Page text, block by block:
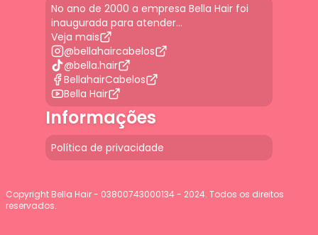
No ano de 2000 a empresa Bella Hair foi
inaugurada para atender...
Veja mais
@bellahaircabelos
@bella.hair
BellahairCabelos
Bella Hair
Informações
Política de privacidade
Copyright Bella Hair - 03800743000134 - 2024. Todos os direitos
reservados.